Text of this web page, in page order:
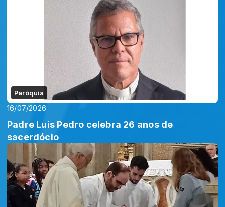
Paróquia
16/07/2026
Padre Luís Pedro celebra 26 anos de
sacerdócio